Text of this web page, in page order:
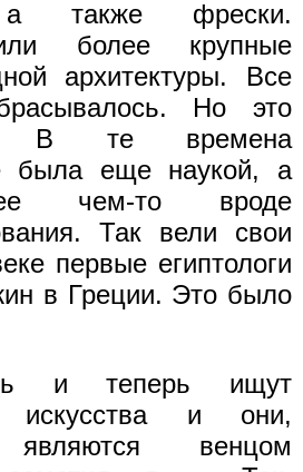
а также фрески.
более крупные
архитектуры. Все
Но это
В те времена
была еще наукой, а
чем-то вроде
Так вели свои
первые египтологи
в Греции. Это было
и теперь ищут
искусства и они,
являются венцом